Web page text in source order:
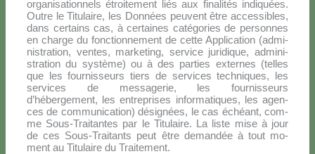
or­ga­ni­sa­tion­nels étroi­te­ment liés aux fi­na­li­tés in­di­quées.
Ou­tre le Ti­tu­lai­re, les Don­nées peu­vent être ac­ces­si­bles,
dans cer­tains cas, à cer­tai­nes ca­té­go­ries de per­son­nes
en char­ge du fonc­tion­ne­ment de cet­te Ap­pli­ca­tion (ad­mi­
ni­stra­tion, ven­tes, mar­ke­ting, ser­vi­ce ju­ri­di­que, ad­mi­ni­
stra­tion du sy­stè­me) ou à des par­ties ex­ter­nes (tel­les
que les four­nis­seurs tiers de ser­vi­ces tech­ni­ques, les
ser­vi­ces de mes­sa­ge­rie, les four­nis­seurs
d’hébergement, les en­tre­pri­ses in­for­ma­ti­ques, les agen­
ces de com­mu­ni­ca­tion) dé­si­gnées, le cas échéant, com­
me Sous-Trai­tan­tes par le Ti­tu­lai­re. La li­ste mi­se à jour
de ces Sous-Trai­tan­ts peut être de­man­dée à tout mo­
ment au Ti­tu­lai­re du Trai­te­ment.